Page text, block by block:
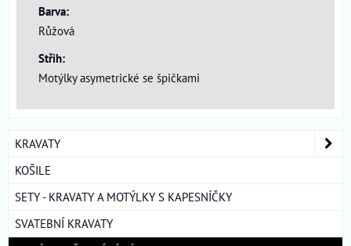
Barva:
Růžová
Střih:
Motýlky asymetrické se špičkami
KRAVATY
KOŠILE
SETY - KRAVATY A MOTÝLKY S KAPESNÍČKY
SVATEBNÍ KRAVATY